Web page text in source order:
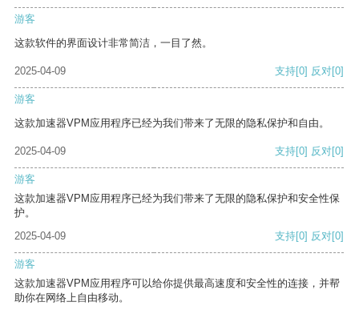
游客
这款软件的界面设计非常简洁，一目了然。
2025-04-09 支持[0] 反对[0]
游客
这款加速器VPM应用程序已经为我们带来了无限的隐私保护和自由。
2025-04-09 支持[0] 反对[0]
游客
这款加速器VPM应用程序已经为我们带来了无限的隐私保护和安全性保
护。
2025-04-09
支持[0] 反对[0]
游客
这款加速器VPM应用程序可以给你提供最高速度和安全性的连接，并帮
助你在网络上自由移动。